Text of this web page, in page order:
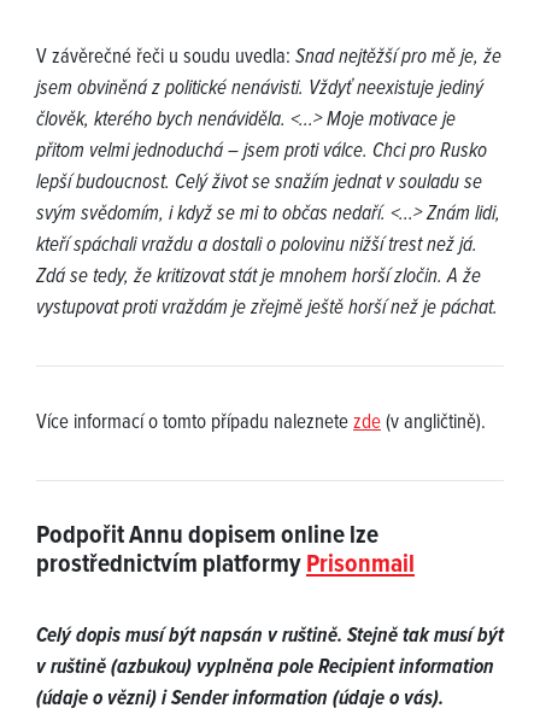
V závěrečné řeči u soudu uvedla: Snad nejtěžší pro mě je, že
jsem obviněná z politické nenávisti. Vždyť neexistuje jediný
člověk, kterého bych nenáviděla. <...> Moje motivace je
přitom velmi jednoduchá – jsem proti válce. Chci pro Rusko
lepší budoucnost. Celý život se snažím jednat v souladu se
svým svědomím, i když se mi to občas nedaří. <...> Znám lidi,
kteří spáchali vraždu a dostali o polovinu nižší trest než já.
Zdá se tedy, že kritizovat stát je mnohem horší zločin. A že
vystupovat proti vraždám je zřejmě ještě horší než je páchat.
Více informací o tomto případu naleznetezde(v angličtině).
Podpořit Annu dopisem online lze
prostřednictvím platformyPrisonmail
Celý dopis musí být napsán v ruštině. Stejně tak musí být
v ruštině (azbukou) vyplněna pole Recipient information
(údaje o vězni) i Sender information (údaje o vás).